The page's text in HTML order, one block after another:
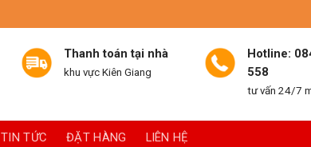
Thanh toán tại nhà
khu vực Kiên Giang
Hotline:
558
tư vấn 24/7
TIN TỨC ĐẶT HÀNG LIÊN HỆ